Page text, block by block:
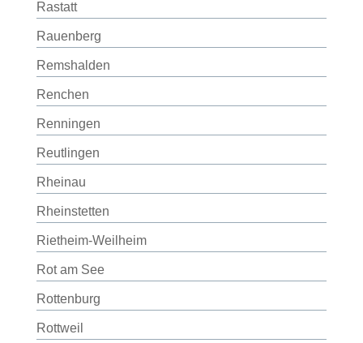
Rastatt
Rauenberg
Remshalden
Renchen
Renningen
Reutlingen
Rheinau
Rheinstetten
Rietheim-Weilheim
Rot am See
Rottenburg
Rottweil